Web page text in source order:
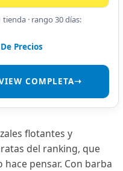
· rango 30 días:
Precios
COMPLETA➝
flotantes y
del ranking, que
pensar. Con barba